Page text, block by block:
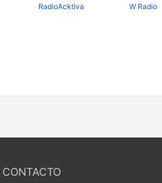
RadioAcktiva W Radio
CONTACTO